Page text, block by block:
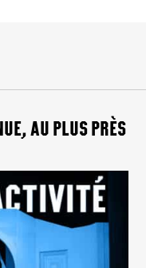
AU PLUS PRÈS